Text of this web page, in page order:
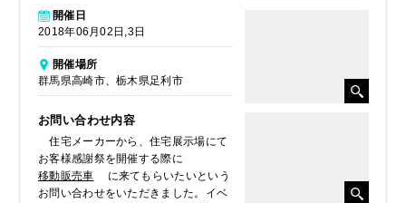
開催日
2018年06月02日,3日
開催場所
群馬県高崎市、栃木県足利市
お問い合わせ内容
住宅メーカーから、住宅展示場にて
お客様感謝祭を開催する際に
移動販売車
に来てもらいたいという
お問い合わせをいただきました。イベ